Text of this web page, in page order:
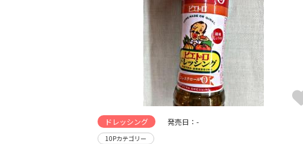
ドレッシング 発売日：-
10Pカテゴリー